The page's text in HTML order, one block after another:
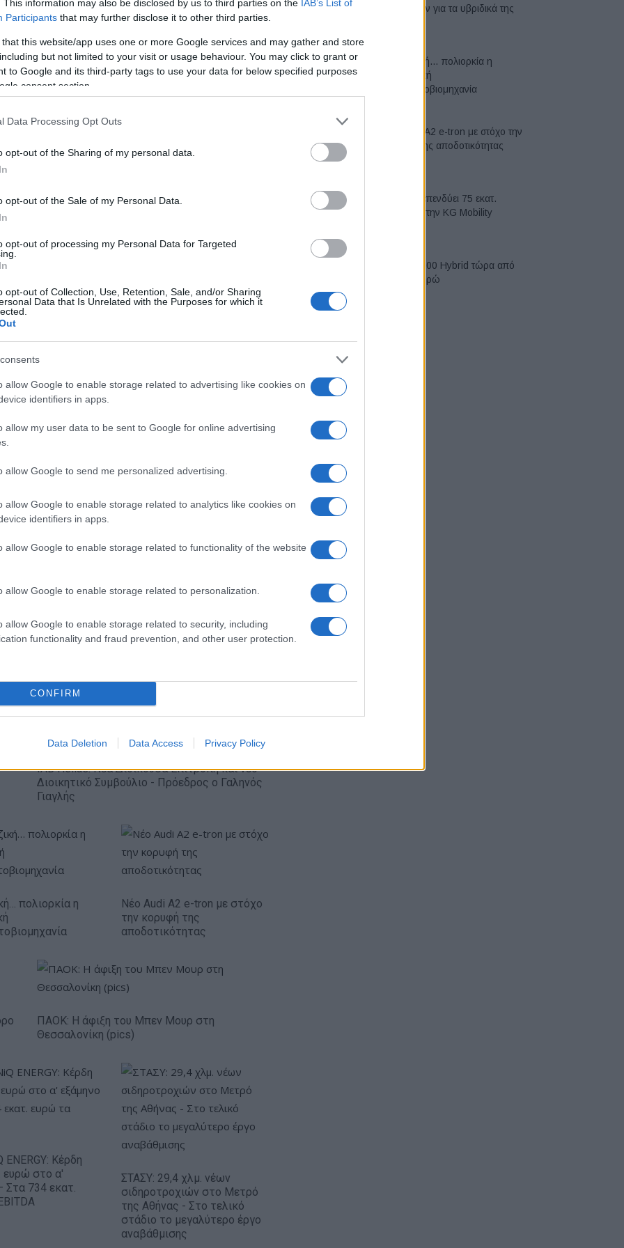
This information may also be disclosed by us to third parties on the IAB’s List of
Participants that may further disclose it to other third parties.
that this website/app uses one or more Google services and may gather and store
but not limited to your visit or usage behaviour. You may click to grant or
to Google and its third-party tags to use your data for below specified purposes
consent section.
Data Processing Opt Outs
opt-out of the Sharing of my personal data.
opt-out of the Sale of my Personal Data.
opt-out of processing my Personal Data for Targeted
opt-out of Collection, Use, Retention, Sale, and/or Sharing
Data that Is Unrelated with the Purposes for which it
allow Google to enable storage related to advertising like cookies on
identifiers in apps.
allow my user data to be sent to Google for online advertising
allow Google to send me personalized advertising.
allow Google to enable storage related to analytics like cookies on
identifiers in apps.
allow Google to enable storage related to functionality of the website
allow Google to enable storage related to personalization.
allow Google to enable storage related to security, including
functionality and fraud prevention, and other user protection.
CONFIRM
Data Deletion Data Access Privacy Policy
περιοχές ανά τον κόσμο. Εκτός από τη Ford, η
και Lincoln.
λίθος της επιχείρησης, καθώς αναπτύσσουμε την
δήλωσε πρόσφατα ο
of Europe
, που στοχεύει σε βραχυπρόθεσμη κερδοφορία και
Έτσι, αλλάζει το επιχειρηματικό της μοντέλο και
στην Ευρώπη.
των ηλεκτροκίνητων οχημάτων της στην
της στην περιοχή, που θα δώσει
οχημάτων
σχετικά με μια παγκόσμια συμμαχία για την
Ευρωπαϊκό Κορασίδων: Τζάμπολ για την
EBITDA στο α'
ευρώ σε 843 μέσα
ενημέρωσης- Ξεκίνησε το
πενταετές πρόγραμμα
IAB Hellas: Νέα Διοικούσα Επιτροπή και νέο
Διοικητικό Συμβούλιο - Πρόεδρος ο Γαληνός
Γιαγλής
πολιορκία η
Νέο Audi A2 e-tron με στόχο
την κορυφή της
αποδοτικότητας
ΠΑΟΚ: Η άφιξη του Μπεν Μουρ στη
Θεσσαλονίκη (pics)
ENERGY: Κέρδη
ευρώ στο α'
Στα 734 εκατ.
ΣΤΑΣΥ: 29,4 χλμ. νέων
σιδηροτροχιών στο Μετρό
της Αθήνας - Στο τελικό
στάδιο το μεγαλύτερο έργο
αναβάθμισης
μπαταριών για τα υβριδικά της
Σε κινεζική… πολιορκία η
ευρωπαϊκή
αυτοκινητοβιομηχανία
Νέο Audi A2 e-tron με στόχο την
κορυφή της αποδοτικότητας
Η Chery επενδύει 75 εκατ.
δολάρια στην KG Mobility
Το FIAT 500 Hybrid τώρα από
18.990 ευρώ